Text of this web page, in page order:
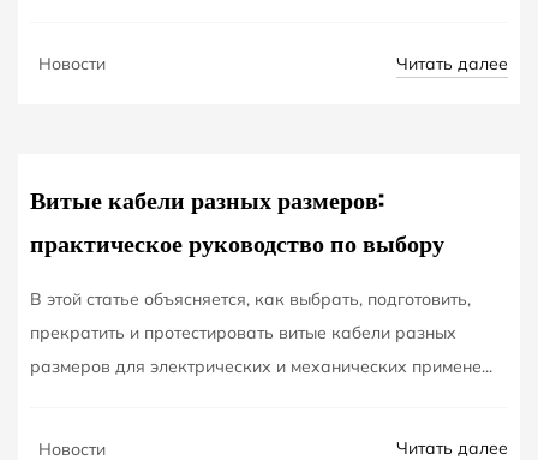
Новости Читать далее
Витые кабели разных размеров:
практическое руководство по выбору
В этой статье объясняется, как выбрать, подготовить,
прекратить и протестировать витые кабели разных
размеров для электрических и механических примене...
Новости Читать далее